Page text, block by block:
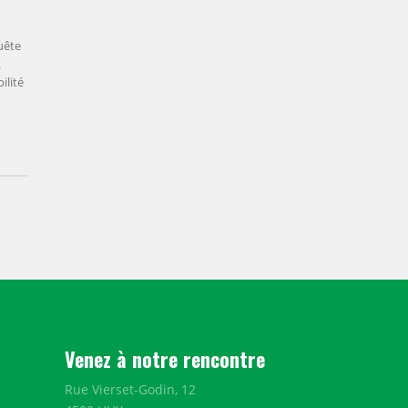
Venez à notre rencontre
Rue Vierset-Godin, 12